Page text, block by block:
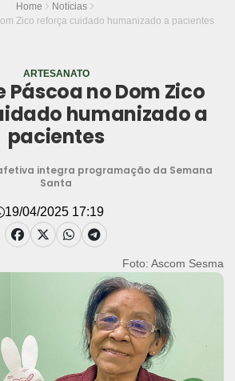
Home
Notícias
Zico reforça cuidado humanizado a pacientes
ARTESANATO
Páscoa no Dom Zico
humanizado a
pacientes
integra programação da Semana
Santa
19/04/2025 17:19
Foto: Ascom Sesma